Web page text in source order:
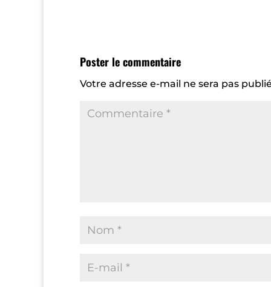
Poster le commentaire
Votre adresse e-mail ne sera pas